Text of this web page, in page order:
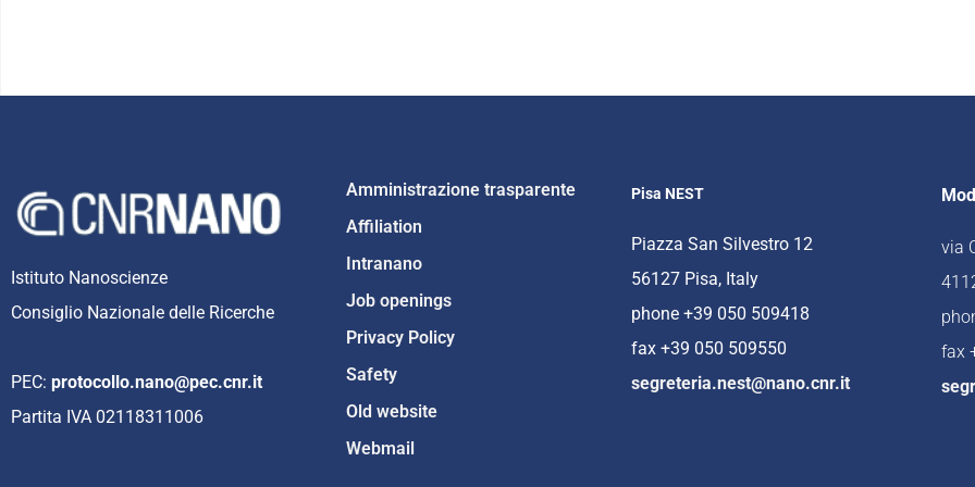
Istituto Nanoscienze
Consiglio Nazionale delle Ricerche
PEC: protocollo.nano@pec.cnr.it
Partita IVA 02118311006
Amministrazione trasparente
Affiliation
Intranano
Job openings
Privacy Policy
Safety
Old website
Webmail
Pisa NEST
Piazza San Silvestro 12
56127 Pisa, Italy
phone +39 050 509418
fax +39 050 509550
segreteria.nest@nano.cnr.it
via
fax